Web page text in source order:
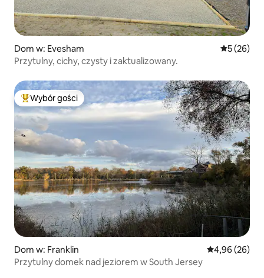
Dom w: Evesham Średnia
5 (26)
Przytulny, cichy, czysty i zaktualizowany.
Najpopularniejsze z kategorii Wybór gości
Wybór gości
Dom w: Franklin Średnia
4,96 (26)
Przytulny domek nad jeziorem w South Jersey